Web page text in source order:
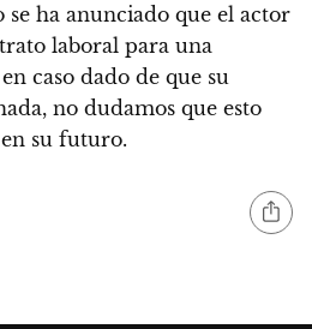
ha anunciado que el actor
laboral para una
caso dado de que su
no dudamos que esto
su futuro.